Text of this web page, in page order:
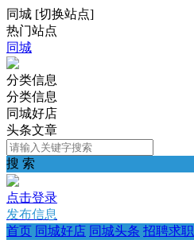
同城 [切换站点]
热门站点
同城
分类信息
分类信息
同城好店
头条文章
搜 索
点击登录
发布信息
首页 同城好店 同城头条 招聘求职